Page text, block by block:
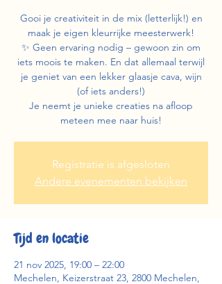
Gooi je creativiteit in de mix (letterlijk!) en
maak je eigen kleurrijke meesterwerk!
✨ Geen ervaring nodig – gewoon zin om
iets moois te maken. En dat allemaal terwijl
je geniet van een lekker glaasje cava, wijn
(of iets anders!)
Je neemt je unieke creaties na afloop
meteen mee naar huis!
Registratie is afgesloten
Andere evenementen bekijken
Tijd en locatie
21 nov 2025, 19:00 – 22:00
Mechelen, Keizerstraat 23, 2800 Mechelen,